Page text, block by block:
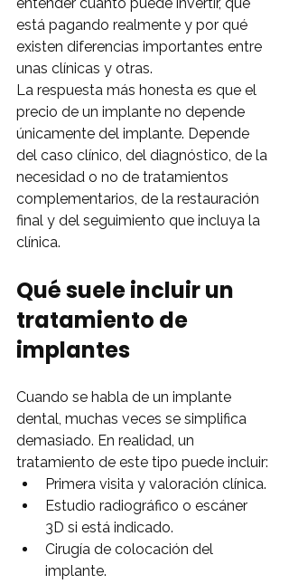
está pagando realmente y por qué
existen diferencias importantes entre
unas clínicas y otras.
La respuesta más honesta es que el
precio de un implante no depende
únicamente del implante. Depende
del caso clínico, del diagnóstico, de la
necesidad o no de tratamientos
complementarios, de la restauración
final y del seguimiento que incluya la
clínica.
Qué suele incluir un
tratamiento de
implantes
Cuando se habla de un implante
dental, muchas veces se simplifica
demasiado. En realidad, un
tratamiento de este tipo puede incluir:
Primera visita y valoración clínica.
Estudio radiográfico o escáner
3D si está indicado.
Cirugía de colocación del
implante.